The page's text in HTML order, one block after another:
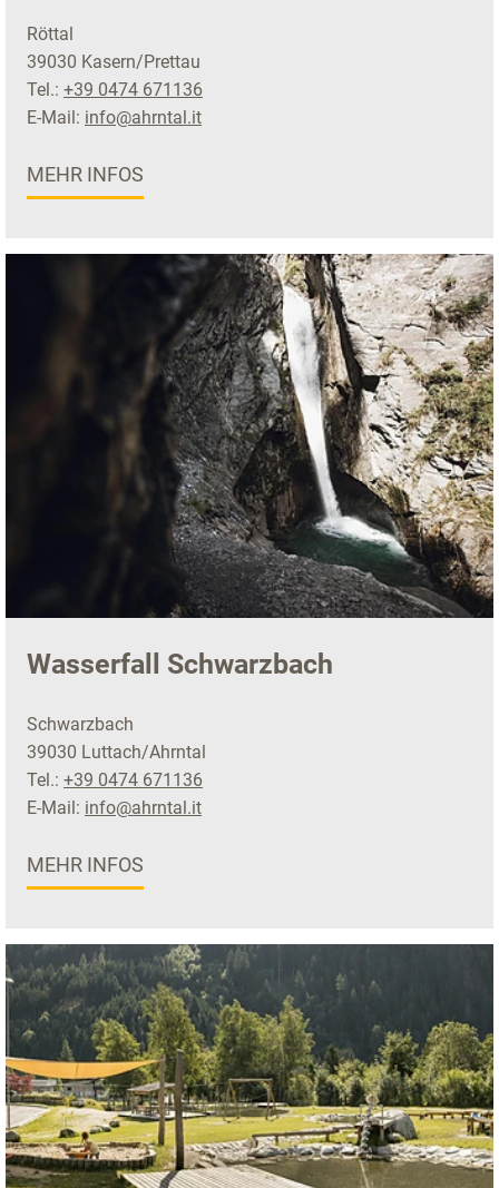
Röttal
39030 Kasern/Prettau
Tel.: +39 0474 671136
E-Mail: info@ahrntal.it
MEHR INFOS
Wasserfall Schwarzbach
Schwarzbach
39030 Luttach/Ahrntal
Tel.: +39 0474 671136
E-Mail: info@ahrntal.it
MEHR INFOS